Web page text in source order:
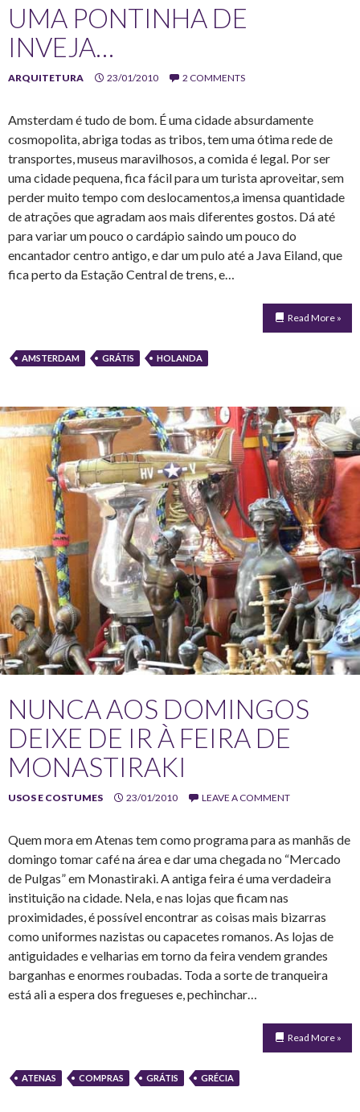
UMA PONTINHA DE
INVEJA…
ARQUITETURA 23/01/2010 2 COMMENTS
Amsterdam é tudo de bom. É uma cidade absurdamente
cosmopolita, abriga todas as tribos, tem uma ótima rede de
transportes, museus maravilhosos, a comida é legal. Por ser
uma cidade pequena, fica fácil para um turista aproveitar, sem
perder muito tempo com deslocamentos,a imensa quantidade
de atrações que agradam aos mais diferentes gostos. Dá até
para variar um pouco o cardápio saindo um pouco do
encantador centro antigo, e dar um pulo até a Java Eiland, que
fica perto da Estação Central de trens, e…
Read More »
AMSTERDAM GRÁTIS HOLANDA
NUNCA AOS DOMINGOS
DEIXE DE IR À FEIRA DE
MONASTIRAKI
USOS E COSTUMES 23/01/2010 LEAVE A COMMENT
Quem mora em Atenas tem como programa para as manhãs de
domingo tomar café na área e dar uma chegada no “Mercado
de Pulgas” em Monastiraki. A antiga feira é uma verdadeira
instituição na cidade. Nela, e nas lojas que ficam nas
proximidades, é possível encontrar as coisas mais bizarras
como uniformes nazistas ou capacetes romanos. As lojas de
antiguidades e velharias em torno da feira vendem grandes
barganhas e enormes roubadas. Toda a sorte de tranqueira
está ali a espera dos fregueses e, pechinchar…
Read More »
ATENAS COMPRAS GRÁTIS GRÉCIA